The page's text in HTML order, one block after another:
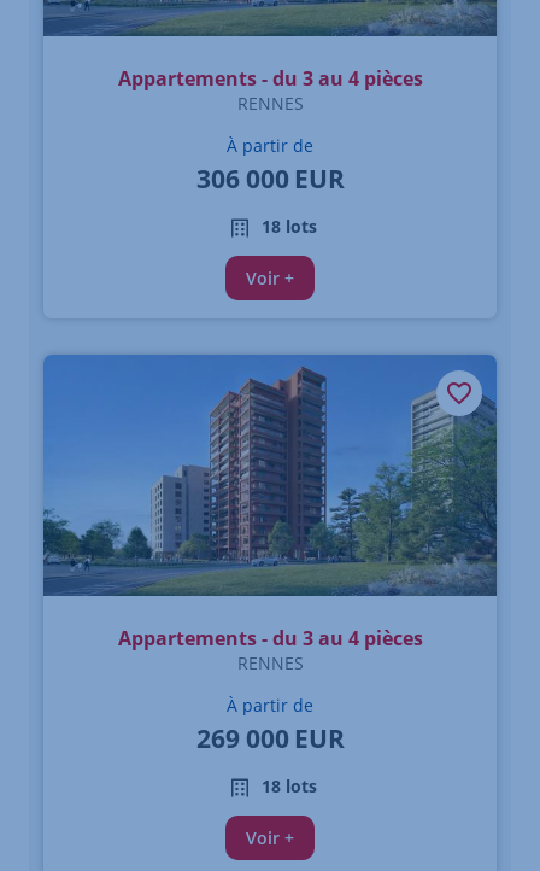
Appartements - du 3 au 4 pièces
RENNES
À partir de
306 000 EUR
18 lots
Voir +
Appartements - du 3 au 4 pièces
RENNES
À partir de
269 000 EUR
18 lots
Voir +